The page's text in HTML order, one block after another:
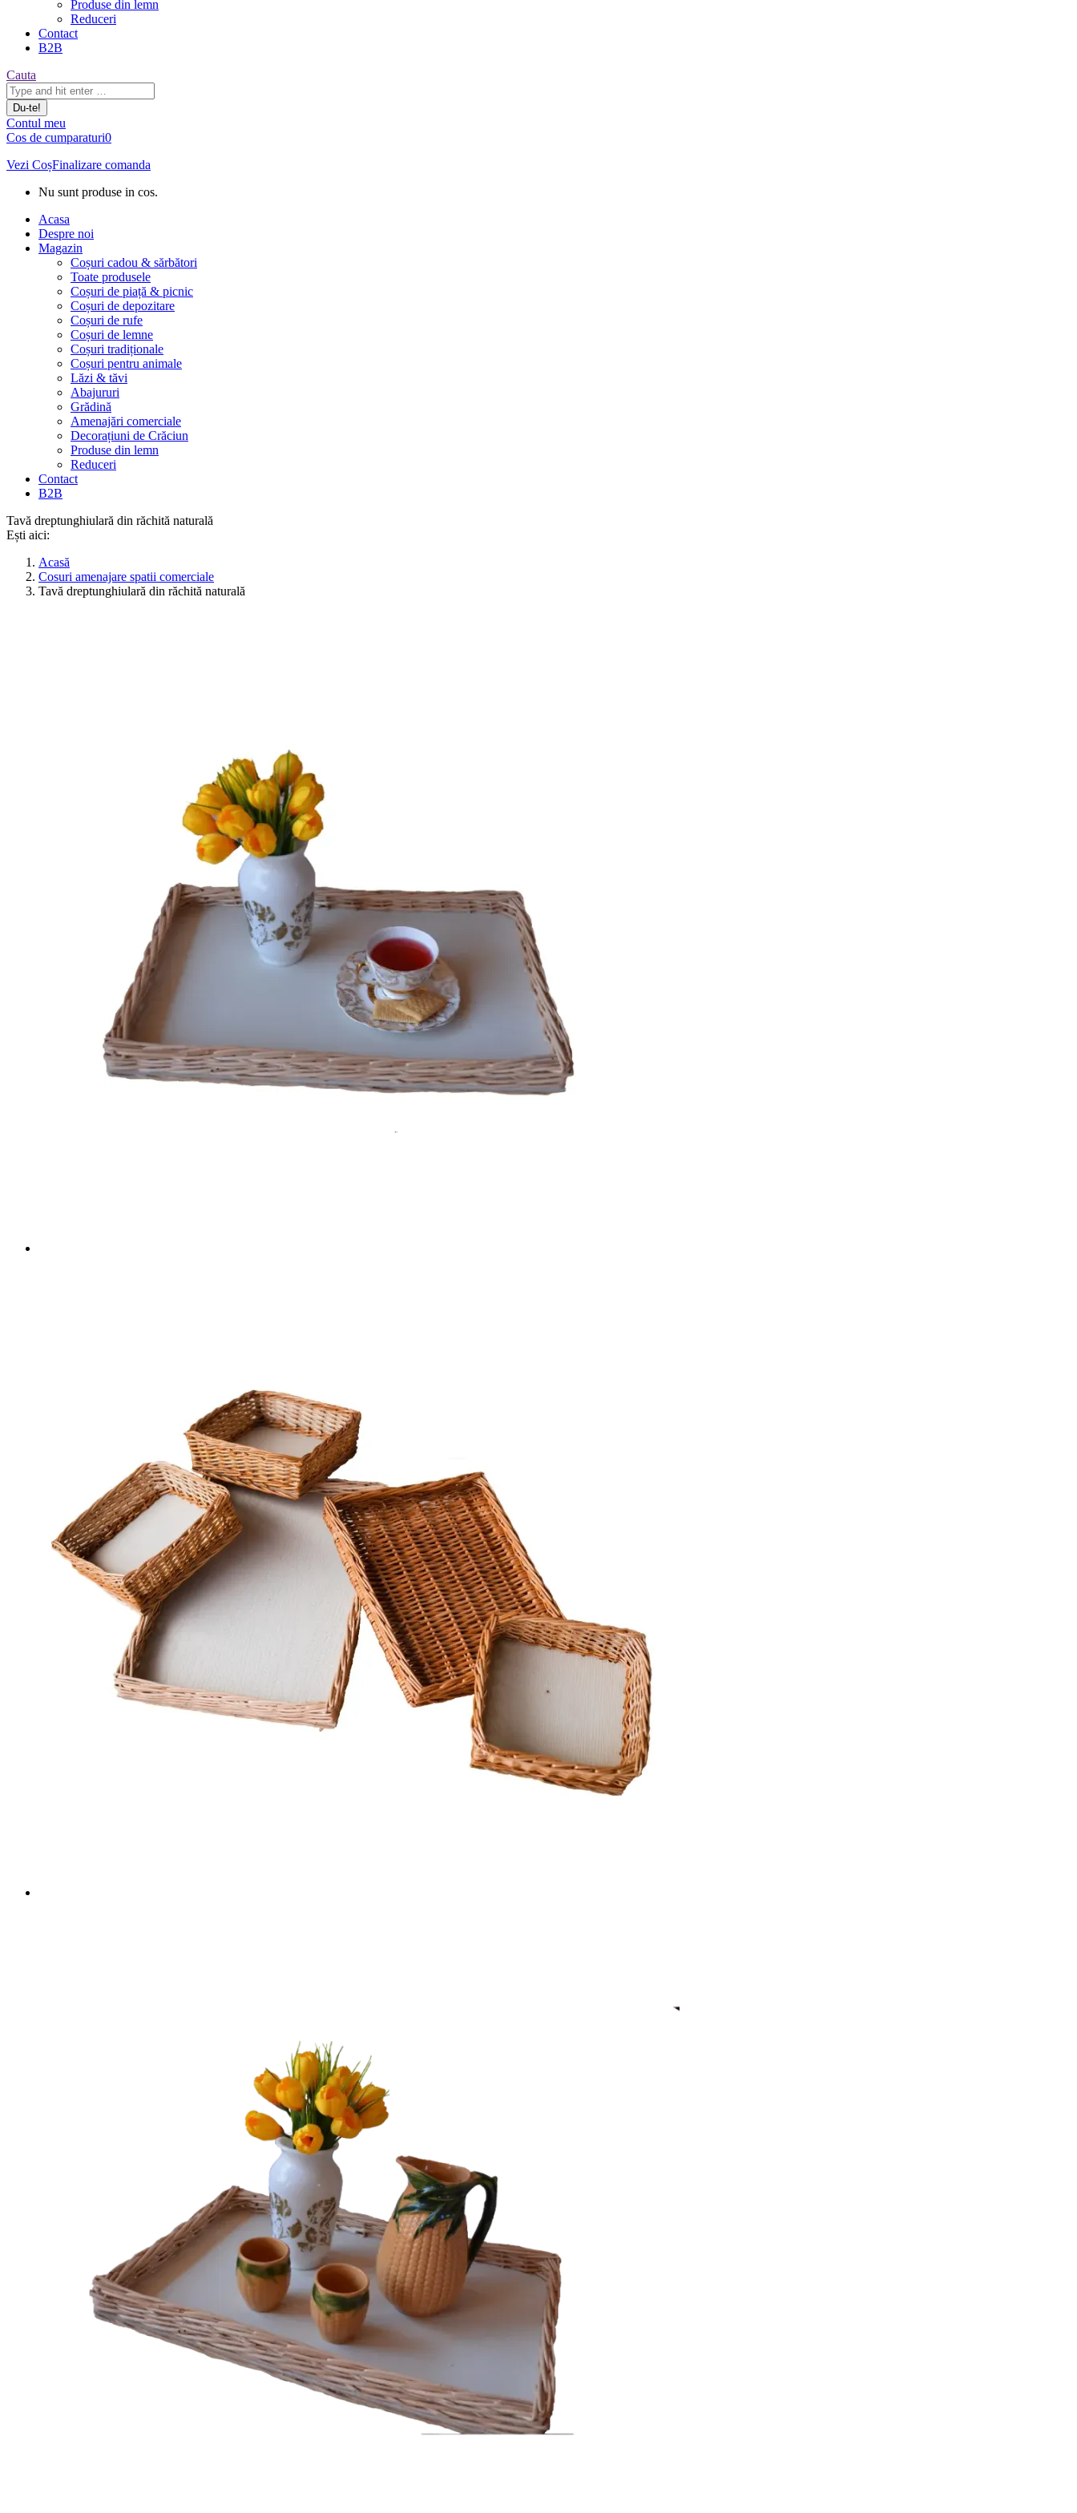
Produse din lemn
Reduceri
Contact
B2B
Căutare:
Cauta
Contul meu
Cos de cumparaturi0
Vezi CoșFinalizare comanda
Nu sunt produse in cos.
Acasa
Despre noi
Magazin
Coșuri cadou & sărbători
Toate produsele
Coșuri de piață & picnic
Coșuri de depozitare
Coșuri de rufe
Coșuri de lemne
Coșuri tradiționale
Coșuri pentru animale
Lăzi & tăvi
Abajururi
Grădină
Amenajări comerciale
Decorațiuni de Crăciun
Produse din lemn
Reduceri
Contact
B2B
Tavă dreptunghiulară din răchită naturală
Ești aici:
Acasă
Cosuri amenajare spatii comerciale
Tavă dreptunghiulară din răchită naturală